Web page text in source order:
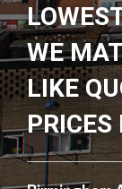
WE
LIKE
PRICES